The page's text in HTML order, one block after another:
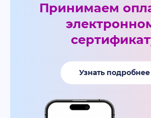
Принимаем
Узнать подробнее